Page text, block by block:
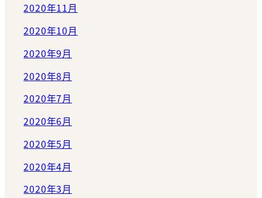
2020年11月
2020年10月
2020年9月
2020年8月
2020年7月
2020年6月
2020年5月
2020年4月
2020年3月